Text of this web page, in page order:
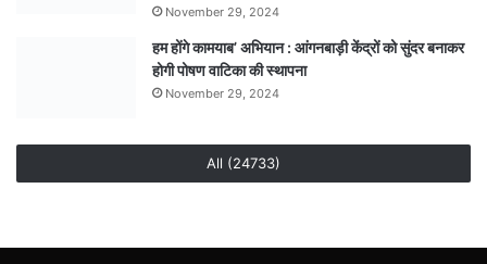
November 29, 2024
हम होंगे कामयाब’ अभियान : आंगनबाड़ी केंद्रों को सुंदर बनाकर
होगी पोषण वाटिका की स्थापना
November 29, 2024
All (24733)